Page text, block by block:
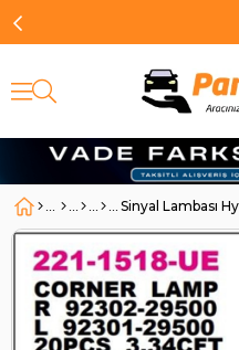
Sinyal Lambası